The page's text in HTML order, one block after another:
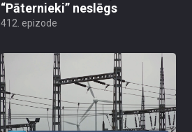
“Pāternieki” neslēgs
412. epizode